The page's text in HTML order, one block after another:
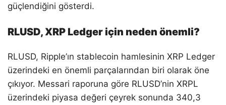
güçlendiğini gösterdi.
RLUSD, XRP Ledger için neden önemli?
RLUSD, Ripple’ın stablecoin hamlesinin XRP Ledger
üzerindeki en önemli parçalarından biri olarak öne
çıkıyor. Messari raporuna göre RLUSD’nin XRPL
üzerindeki piyasa değeri çeyrek sonunda 340,3